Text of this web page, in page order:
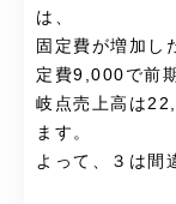
は、
固定費が増加し
定費9,000で前
岐点売上高は
ます。
よって、３は間